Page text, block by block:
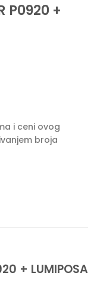
P0920 +
količina
i ceni ovog
broja
+ LUMIPOSA